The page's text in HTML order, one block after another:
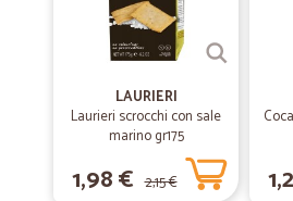
LAURIERI
Laurieri scrocchi con sale
marino gr175
1,98 € 2,15 €